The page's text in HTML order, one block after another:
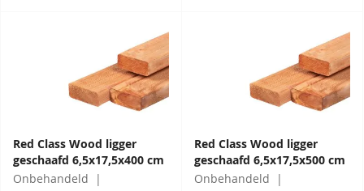
Red Class Wood ligger
geschaafd 6,5x17,5x400 cm
Onbehandeld
Red Class Wood ligger
geschaafd 6,5x17,5x500 cm
Onbehandeld